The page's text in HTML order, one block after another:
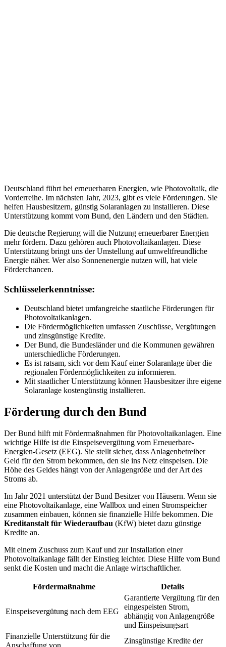
Deutschland führt bei erneuerbaren Energien, wie Photovoltaik, die
Vorderreihe. Im nächsten Jahr, 2023, gibt es viele Förderungen. Sie
helfen Hausbesitzern, günstig Solaranlagen zu installieren. Diese
Unterstützung kommt vom Bund, den Ländern und den Städten.
Die deutsche Regierung will die Nutzung erneuerbarer Energien
mehr fördern. Dazu gehören auch Photovoltaikanlagen. Diese
Unterstützung bringt uns der Umstellung auf umweltfreundliche
Energie näher. Wer also Sonnenenergie nutzen will, hat viele
Förderchancen.
Schlüsselerkenntnisse:
Deutschland bietet umfangreiche staatliche Förderungen für
Photovoltaikanlagen.
Die Fördermöglichkeiten umfassen Zuschüsse, Vergütungen
und zinsgünstige Kredite.
Der Bund, die Bundesländer und die Kommunen gewähren
unterschiedliche Förderungen.
Es ist ratsam, sich vor dem Kauf einer Solaranlage über die
regionalen Fördermöglichkeiten zu informieren.
Mit staatlicher Unterstützung können Hausbesitzer ihre eigene
Solaranlage kostengünstig installieren.
Förderung durch den Bund
Der Bund hilft mit Fördermaßnahmen für Photovoltaikanlagen. Eine
wichtige Hilfe ist die Einspeisevergütung vom Erneuerbare-
Energien-Gesetz (EEG). Sie stellt sicher, dass Anlagenbetreiber
Geld für den Strom bekommen, den sie ins Netz einspeisen. Die
Höhe des Geldes hängt von der Anlagengröße und der Art des
Stroms ab.
Im Jahr 2021 unterstützt der Bund Besitzer von Häusern. Wenn sie
eine Photovoltaikanlage, eine Wallbox und einen Stromspeicher
zusammen einbauen, können sie finanzielle Hilfe bekommen. Die
Kreditanstalt für Wiederaufbau (KfW) bietet dazu günstige
Kredite an.
Mit einem Zuschuss zum Kauf und zur Installation einer
Photovoltaikanlage fällt der Einstieg leichter. Diese Hilfe vom Bund
senkt die Kosten und macht die Anlage wirtschaftlicher.
Fördermaßnahme Details
Einspeisevergütung nach dem EEG
Garantierte Vergütung für den
eingespeisten Strom,
abhängig von Anlagengröße
und Einspeisungsart
Finanzielle Unterstützung für die
Zinsgünstige Kredite der